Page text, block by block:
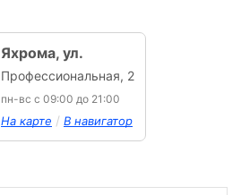
Яхрома, ул.
Профессиональная, 2
пн-вс с 09:00 до 21:00
На карте / В навигатор